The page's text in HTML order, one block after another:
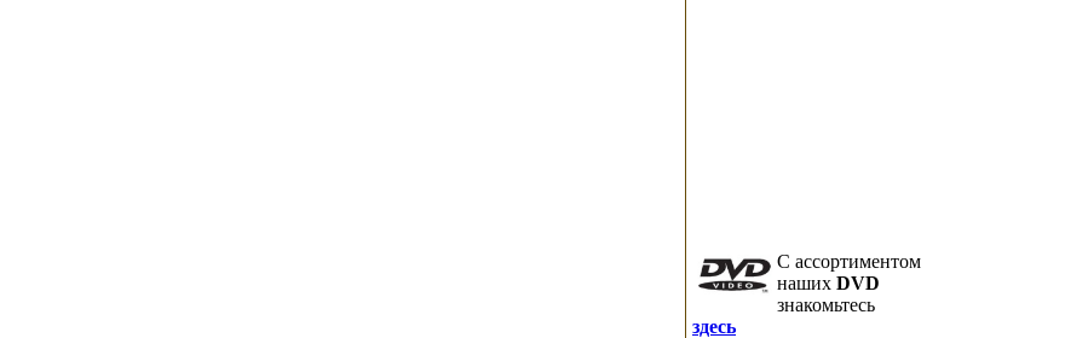
C ассортиментом
наших DVD
знакомьтесь
здесь